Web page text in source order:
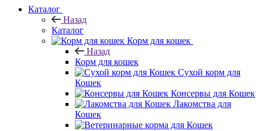
Каталог
Назад
Каталог
Корм для кошек
Назад
Корм для кошек
Сухой корм для
Кошек
Консервы для Кошек
Лакомства для
Кошек